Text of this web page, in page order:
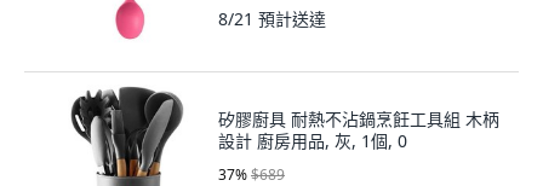
8/21 預計送達
矽膠廚具 耐熱不沾鍋烹飪工具組 木柄
設計 廚房用品, 灰, 1個, 0
37%$689